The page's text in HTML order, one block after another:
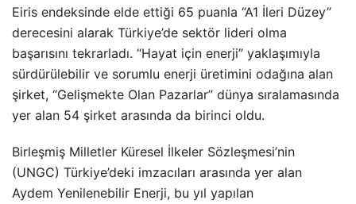
Eiris endeksinde elde ettiği 65 puanla “A1 İleri Düzey”
derecesini alarak Türkiye’de sektör lideri olma
başarısını tekrarladı. “Hayat için enerji” yaklaşımıyla
sürdürülebilir ve sorumlu enerji üretimini odağına alan
şirket, “Gelişmekte Olan Pazarlar” dünya sıralamasında
yer alan 54 şirket arasında da birinci oldu.
Birleşmiş Milletler Küresel İlkeler Sözleşmesi’nin
(UNGC) Türkiye’deki imzacıları arasında yer alan
Aydem Yenilenebilir Enerji, bu yıl yapılan